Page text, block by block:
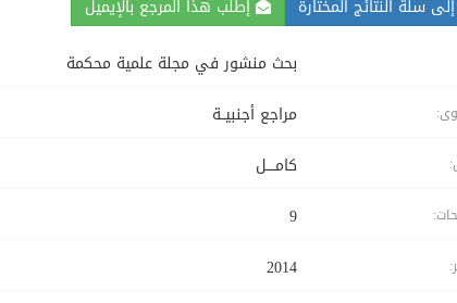
سلة النتائج المختارة إطلب هذا المرجع بالإيميل
بحث منشور في مجلة علمية محكمة
مراجع أجنبيــة
كامــــل
9
2014